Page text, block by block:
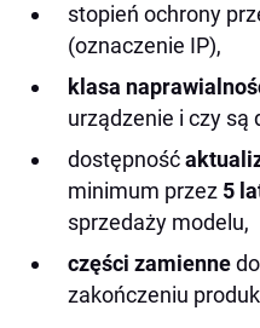
stopień ochrony
(oznaczenie IP),
klasa
urządzenie i czy są
dostępność
minimum przez 5
sprzedaży modelu,
części zamienne
zakończeniu